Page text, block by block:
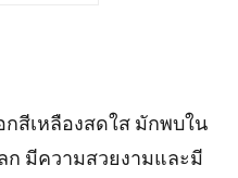
สีเหลืองสดใส มักพบใน
มีความสวยงามและมี